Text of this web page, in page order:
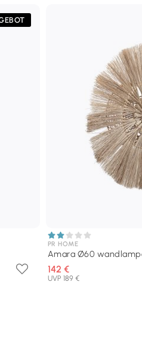
PR HOME
Amara Ø60
142 €
UVP 189 €